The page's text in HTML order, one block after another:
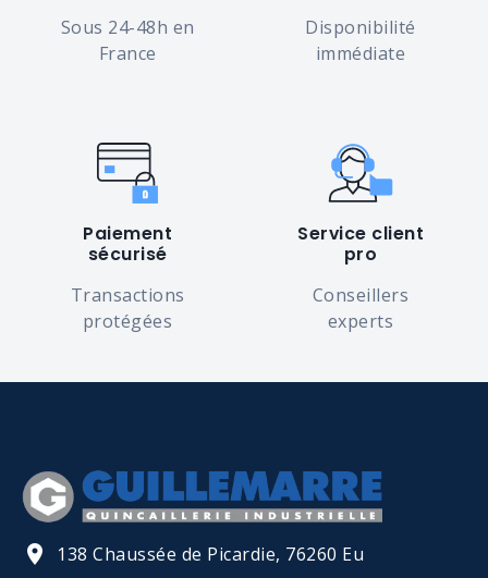
Sous 24-48h en
France
Disponibilité
immédiate
Paiement
sécurisé
Transactions
protégées
Service client
pro
Conseillers
experts
138 Chaussée de Picardie, 76260 Eu